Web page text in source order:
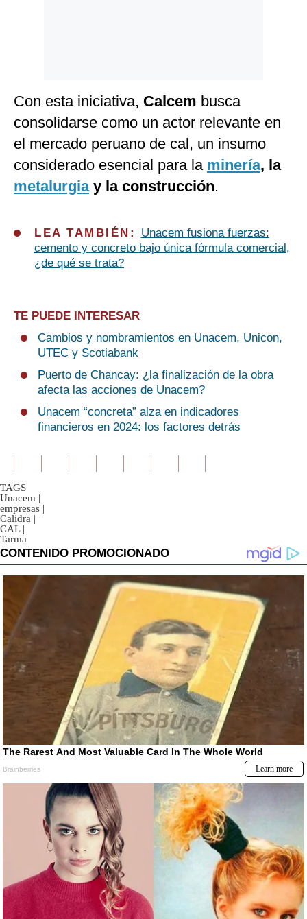
Con esta iniciativa, Calcem busca
consolidarse como un actor relevante en
el mercado peruano de cal, un insumo
considerado esencial para la minería, la
metalurgiay la construcción.
LEA TAMBIÉN: Unacem fusiona fuerzas:
cemento y concreto bajo única fórmula comercial,
¿de qué se trata?
TE PUEDE INTERESAR
Cambios y nombramientos en Unacem, Unicon,
UTEC y Scotiabank
Puerto de Chancay: ¿la finalización de la obra
afecta las acciones de Unacem?
Unacem “concreta” alza en indicadores
financieros en 2024: los factores detrás
TAGS
Unacem |
empresas |
Calidra |
CAL |
Tarma